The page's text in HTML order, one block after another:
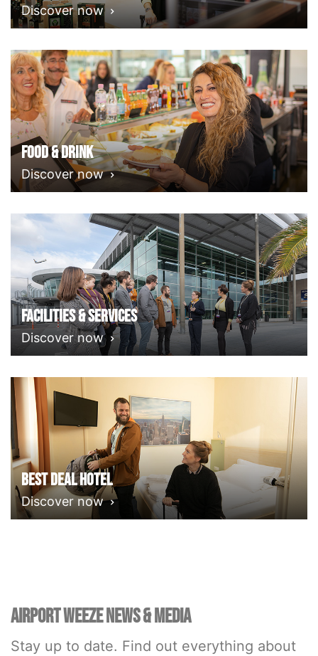
Discover now
Food & Drink
Discover now
Facilities & Services
Discover now
Best deal Hotel
Discover now
AIRPORT WEEZE NEWS & MEDIA
Stay up to date. Find out everything about